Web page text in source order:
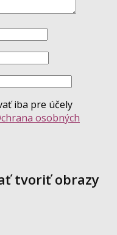
iba pre účely
osobných
tvoriť obrazy